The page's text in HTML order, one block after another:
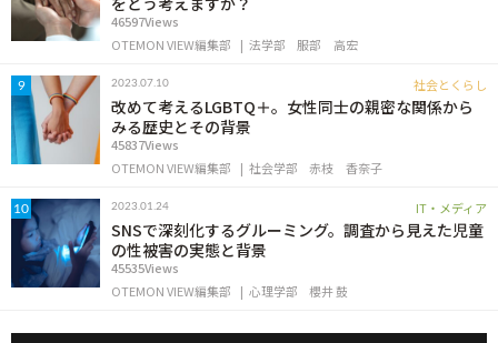
46597Views
OTEMON VIEW編集部
法学部 服部 高宏
9 2023.07.10 社会とくらし
改めて考えるLGBTQ＋。女性同士の親密な関係から
みる歴史とその背景
45837Views
OTEMON VIEW編集部
社会学部 赤枝 香奈子
10 2023.01.24 IT・メディア
SNSで深刻化するグルーミング。調査から見えた児童
の性被害の実態と背景
45535Views
OTEMON VIEW編集部
心理学部 櫻井 鼓